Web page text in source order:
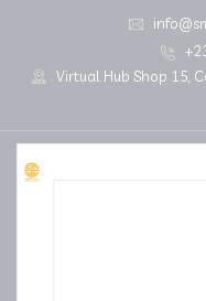
Virtual Hub Shop 15,